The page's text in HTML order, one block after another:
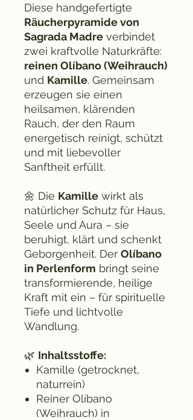
Diese handgefertigte
Räucherpyramide von
Sagrada Madre verbindet
zwei kraftvolle Naturkräfte:
reinen Olíbano (Weihrauch)
und Kamille. Gemeinsam
erzeugen sie einen
heilsamen, klärenden
Rauch, der den Raum
energetisch reinigt, schützt
und mit liebevoller
Sanftheit erfüllt.
🌼 Die Kamille wirkt als
natürlicher Schutz für Haus,
Seele und Aura – sie
beruhigt, klärt und schenkt
Geborgenheit. Der Olíbano
in Perlenform bringt seine
transformierende, heilige
Kraft mit ein – für spirituelle
Tiefe und lichtvolle
Wandlung.
🌿 Inhaltsstoffe:
Kamille (getrocknet,
naturrein)
Reiner Olíbano
(Weihrauch) in